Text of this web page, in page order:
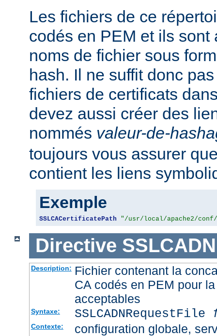
Les fichiers de ce
codés en PEM et ils sont
noms de fichier sous
hash. Il ne suffit donc
fichiers de certificats
devez aussi créer des
nommés valeur-de-
toujours vous assurer
contient les liens
Exemple
SSLCACertificatePath "/usr/local/apache2/
Directive
Description: Fichier contenant la
CA codés en PEM pour
acceptables
Syntaxe: SSLCADNRequestFile
Contexte: configuration globale,